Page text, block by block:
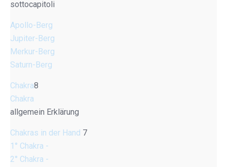
sottocapitoli
Apollo-Berg
Jupiter-Berg
Merkur-Berg
Saturn-Berg
Chakra8
Chakra
allgemein Erklärung
Chakras in der Hand 7
1° Chakra -
2° Chakra -